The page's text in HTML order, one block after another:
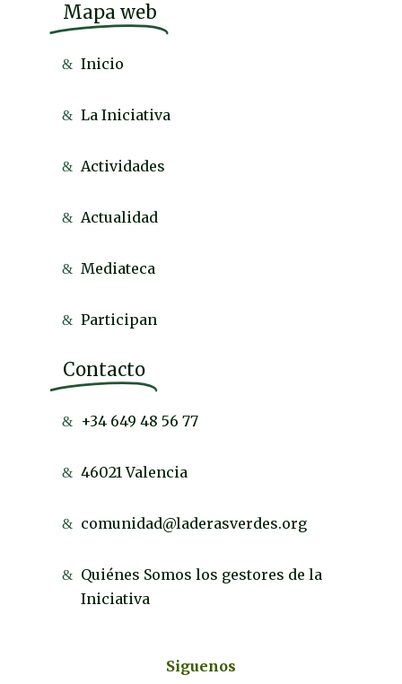
Mapa web
Inicio
La Iniciativa
Actividades
Actualidad
Mediateca
Participan
Contacto
+34 649 48 56 77
46021 Valencia
comunidad@laderasverdes.org
Quiénes Somos los gestores de la
Iniciativa
Siguenos